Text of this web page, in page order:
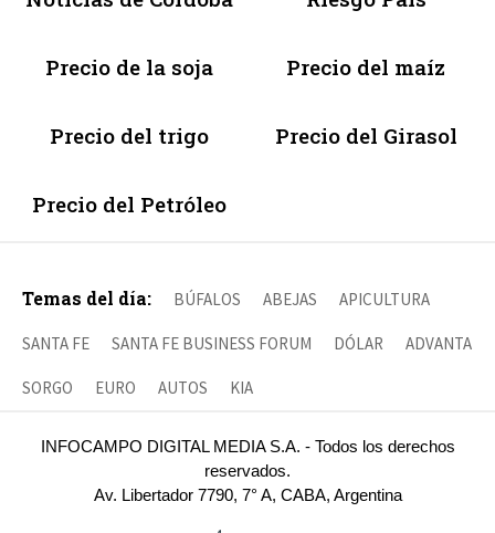
Precio de la soja Precio del maíz
Precio del trigo Precio del Girasol
Precio del Petróleo
Temas del día: BÚFALOS ABEJAS APICULTURA
SANTA FE SANTA FE BUSINESS FORUM DÓLAR ADVANTA
SORGO EURO AUTOS KIA
INFOCAMPO DIGITAL MEDIA S.A. - Todos los derechos
reservados.
Av. Libertador 7790, 7° A, CABA, Argentina